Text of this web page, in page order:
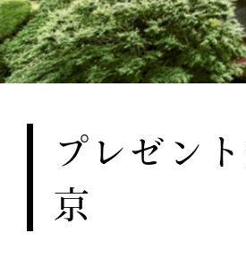
プレゼン
京